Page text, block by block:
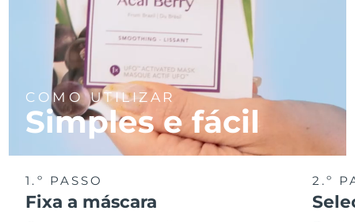
COMO UTILIZAR
Simples e fácil
1.º PASSO
Fixa a máscara
2.º